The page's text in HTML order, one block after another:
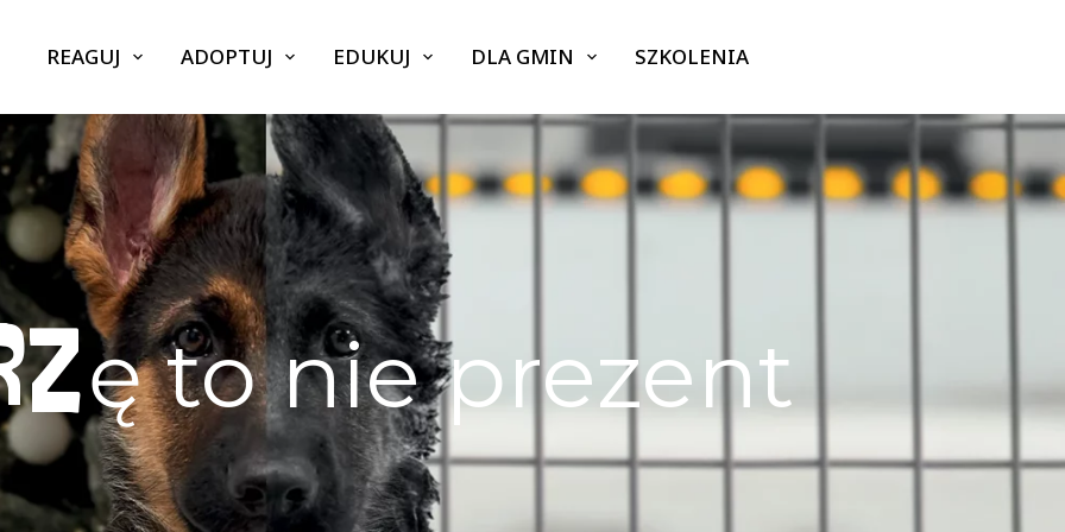
REAGUJ ADOPTUJ EDUKUJ DLA GMIN SZKOLENIA
ę to nie prezent